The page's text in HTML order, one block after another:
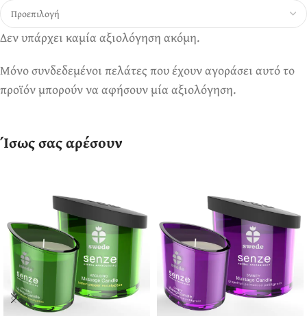
Δεν υπάρχει καμία αξιολόγηση ακόμη.
Μόνο συνδεδεμένοι πελάτες που έχουν αγοράσει αυτό το
προϊόν μπορούν να αφήσουν μία αξιολόγηση.
Ίσως σας αρέσουν